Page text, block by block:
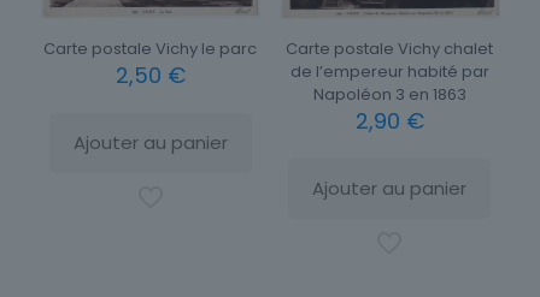
Carte postale Vichy le parc
2,50 €
Ajouter au panier
Carte postale Vichy chalet
de l’empereur habité par
Napoléon 3 en 1863
2,90 €
Ajouter au panier